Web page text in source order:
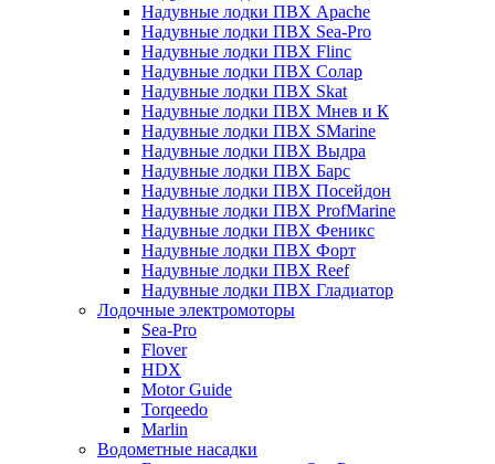
Надувные лодки ПВХ Apache
Надувные лодки ПВХ Sea-Pro
Надувные лодки ПВХ Flinc
Надувные лодки ПВХ Солар
Надувные лодки ПВХ Skat
Надувные лодки ПВХ Мнев и К
Надувные лодки ПВХ SMarine
Надувные лодки ПВХ Выдра
Надувные лодки ПВХ Барс
Надувные лодки ПВХ Посейдон
Надувные лодки ПВХ ProfMarine
Надувные лодки ПВХ Феникс
Надувные лодки ПВХ Форт
Надувные лодки ПВХ Reef
Надувные лодки ПВХ Гладиатор
Лодочные электромоторы
Sea-Pro
Flover
HDX
Motor Guide
Torqeedo
Marlin
Водометные насадки